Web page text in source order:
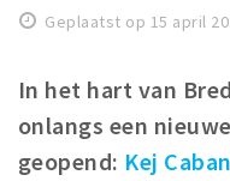
Winkelgebieden
Parkeren
Geplaatst op 15 april
In het hart van
onlangs een
geopend: Kej